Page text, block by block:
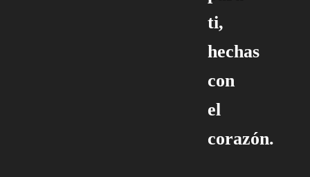
ti,
hechas
con
el
corazón.